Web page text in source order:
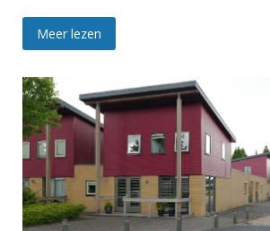
Meer lezen